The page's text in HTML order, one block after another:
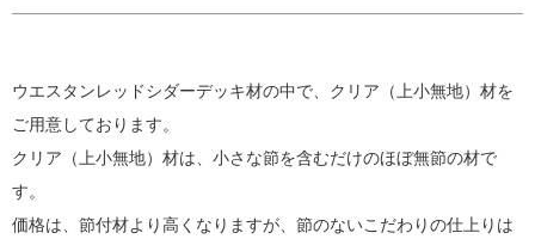
ウエスタンレッドシダーデッキ材の中で、クリア（上小無地）材を
ご用意しております。
クリア（上小無地）材は、小さな節を含むだけのほぼ無節の材で
す。
価格は、節付材より高くなりますが、節のないこだわりの仕上りは